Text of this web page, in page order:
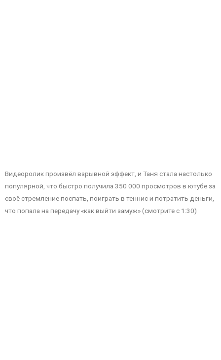
Видеоролик произвёл взрывной эффект, и Таня стала настолько
популярной, что быстро получила 350 000 просмотров в ютубе за
своё стремление поспать, поиграть в теннис и потратить деньги,
что попала на передачу «как выйти замуж» (смотрите с 1:30)